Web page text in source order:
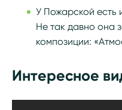
У Пожарской есть
Не так давно она
композиции:
Интересное